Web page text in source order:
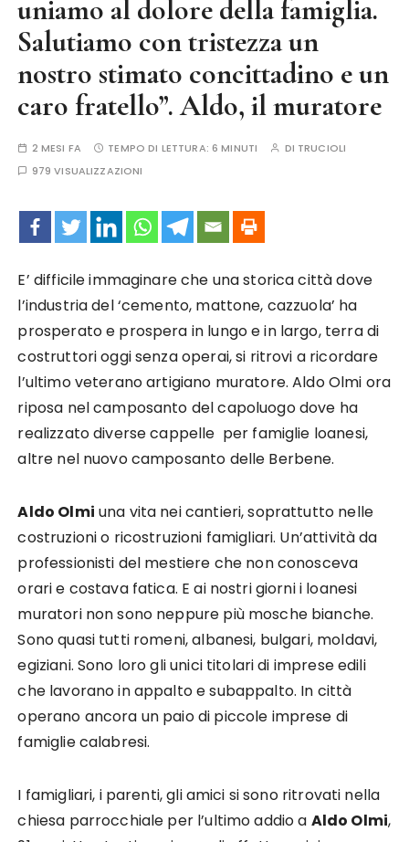
uniamo al dolore della famiglia.
Salutiamo con tristezza un
nostro stimato concittadino e un
caro fratello”. Aldo, il muratore
2 MESI FA TEMPO DI LETTURA:6 MINUTI DI TRUCIOLI
979 VISUALIZZAZIONI
E’ difficile immaginare che una storica città dove
l’industria del ‘cemento, mattone, cazzuola’ ha
prosperato e prospera in lungo e in largo, terra di
costruttori oggi senza operai, si ritrovi a ricordare
l’ultimo veterano artigiano muratore. Aldo Olmi ora
riposa nel camposanto del capoluogo dove ha
realizzato diverse cappelle per famiglie loanesi,
altre nel nuovo camposanto delle Berbene.
Aldo Olmi una vita nei cantieri, soprattutto nelle
costruzioni o ricostruzioni famigliari. Un’attività da
professionisti del mestiere che non conosceva
orari e costava fatica. E ai nostri giorni i loanesi
muratori non sono neppure più mosche bianche.
Sono quasi tutti romeni, albanesi, bulgari, moldavi,
egiziani. Sono loro gli unici titolari di imprese edili
che lavorano in appalto e subappalto. In città
operano ancora un paio di piccole imprese di
famiglie calabresi.
I famigliari, i parenti, gli amici si sono ritrovati nella
chiesa parrocchiale per l’ultimo addio a Aldo Olmi,